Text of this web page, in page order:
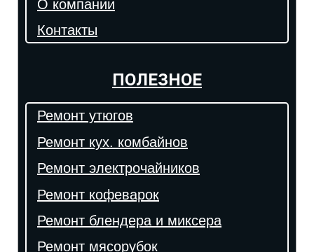
О компании
Контакты
ПОЛЕЗНОЕ
Ремонт утюгов
Ремонт кух. комбайнов
Ремонт электрочайников
Ремонт кофеварок
Ремонт блендера и миксера
Ремонт мясорубок